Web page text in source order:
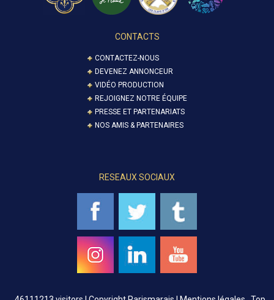
CONTACTS
CONTACTEZ-NOUS
DEVENEZ ANNONCEUR
VIDÉO PRODUCTION
REJOIGNEZ NOTRE ÉQUIPE
PRESSE ET PARTENARIATS
NOS AMIS & PARTENAIRES
RESEAUX SOCIAUX